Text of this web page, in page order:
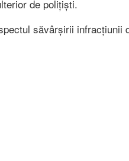
de polițiști.
săvârșirii infracțiunii